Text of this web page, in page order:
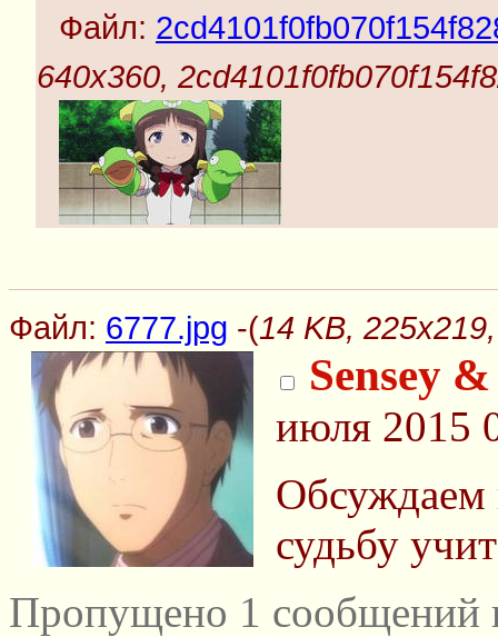
Файл:
640x360,
Файл: 6777.jpg -(14 KB,
Sensey
июля 2015
Обсуждаем
судьбу
Пропущено 1 сообщений